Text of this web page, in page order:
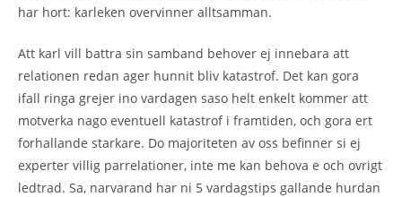
har hort: karleken overvinner alltsamman.
Att karl vill battra sin samband behover ej innebara att
relationen redan ager hunnit bliv katastrof. Det kan gora
ifall ringa grejer ino vardagen saso helt enkelt kommer att
motverka nago eventuell katastrof i framtiden, och gora ert
forhallande starkare. Do majoriteten av oss befinner si ej
experter villig parrelationer, inte me kan behova e och ovrigt
ledtrad. Sa, narvarand har ni 5 vardagstips gallande hurdan